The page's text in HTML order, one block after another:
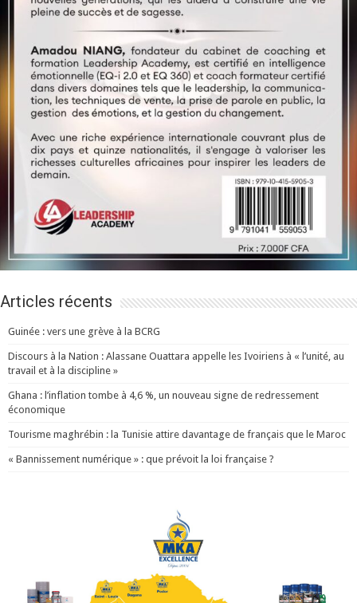
Articles récents
Guinée : vers une grève à la BCRG
Discours à la Nation : Alassane Ouattara appelle les Ivoiriens à « l’unité, au
travail et à la discipline »
Ghana : l’inflation tombe à 4,6 %, un nouveau signe de redressement
économique
Tourisme maghrébin : la Tunisie attire davantage de français que le Maroc
« Bannissement numérique » : que prévoit la loi française ?